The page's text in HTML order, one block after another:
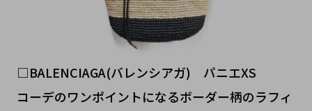
□BALENCIAGA(バレンシアガ) パニエXS
コーデのワンポイントになるボーダー柄のラフィ